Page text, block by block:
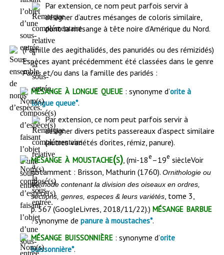
Par extension, ce nom peut parfois servir à
désigner d’autres mésanges de coloris similaire,
dont la mésange à tête noire d’Amérique du Nord.
(Famille des aegithalidés, des panuridés ou des rémizidés)
Espèces ayant précédemment été classées dans le genre
Paruset/ou dans la famille des paridés :
mésange à longue queue : synonyme d’orite à
longue queue*.
Par extension, ce nom peut parfois servir à
désigner divers petits passereaux d’aspect similaire
(autres variétés d’orites, rémiz, panure).
mésange à moustache(s) , (mi-18e–19e siècleVoir
notamment : Brisson, Mathurin (1760).Ornithologie ou
Méthode contenant la division des oiseaux en ordres,
sections, genres, especes & leurs variétés , tome 3,
p. 567 (GoogleLivres, 2018/11/22).)mésange barbue
: synonyme depanure à moustaches*.
mésange buissonnière : synonyme d’orite
buissonnière*.